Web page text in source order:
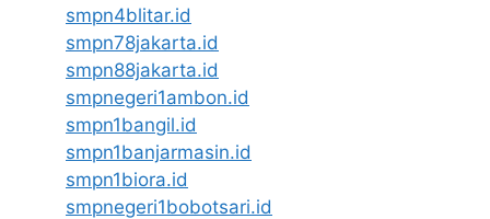
smpn4blitar.id
smpn78jakarta.id
smpn88jakarta.id
smpnegeri1ambon.id
smpn1bangil.id
smpn1banjarmasin.id
smpn1biora.id
smpnegeri1bobotsari.id